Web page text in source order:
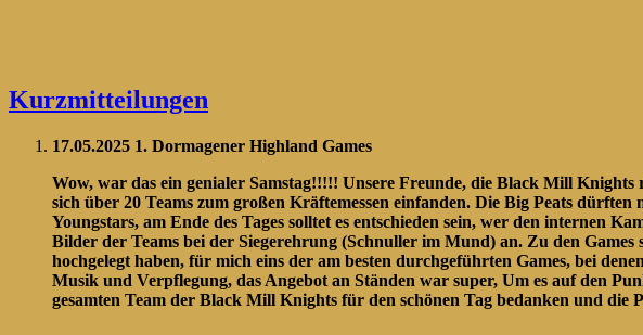
Kurzmitteilungen
17.05.2025 1. Dormagener Highland Games
Wow, war das ein genialer Samstag!!!!! Unsere Freunde, die Black Mill
sich über 20 Teams zum großen Kräftemessen einfanden. Die Big Peats
Youngstars, am Ende des Tages solltet es entschieden sein, wer den internen
Bilder der Teams bei der Siegerehrung (Schnuller im Mund) an. Zu den Games
hochgelegt haben, für mich eins der am besten durchgeführten Games, bei
Musik und Verpflegung, das Angebot an Ständen war super, Um es auf den
gesamten Team der Black Mill Knights für den schönen Tag bedanken und die